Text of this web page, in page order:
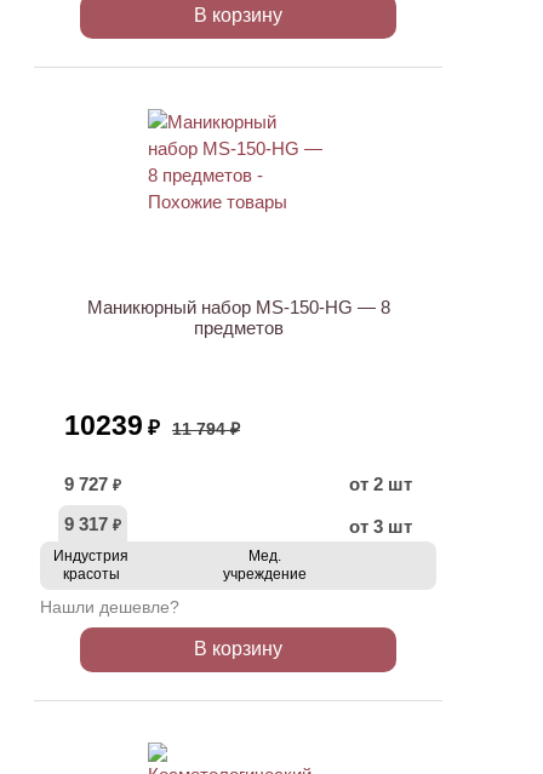
В корзину
Маникюрный набор MS-150-HG — 8
предметов
10239 ₽ 11 794 ₽
9 727 ₽
от 2 шт
9 317 ₽ от 3 шт
Индустрия
красоты
Мед.
учреждение
Нашли дешевле?
В корзину